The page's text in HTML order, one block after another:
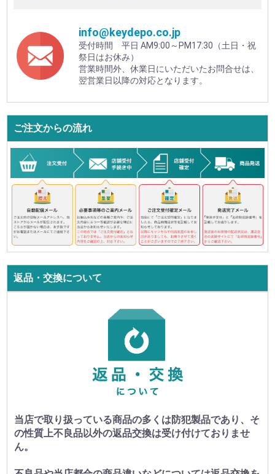
info@keydepo.co.jp
受付時間 平日 AM9:00～PM17:30（土日・祝
祭日はお休み）
営業時間外、休業日にいただいたお問合せは、
翌営業日以降の対応となります。
ご注文からの流れ
返品・交換について
当店で取り扱っている商品の多くは防犯製品であり、そ
の性質上不良品以外の返品交換は受け付けておりませ
ん。